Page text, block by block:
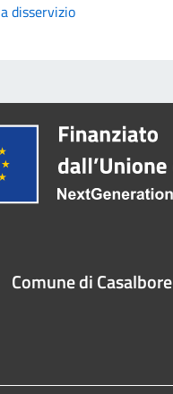
disservizio
Comune di Casalbore